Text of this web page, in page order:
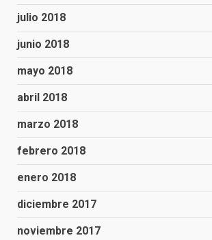
julio 2018
junio 2018
mayo 2018
abril 2018
marzo 2018
febrero 2018
enero 2018
diciembre 2017
noviembre 2017